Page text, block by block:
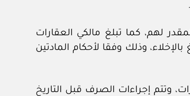
لهم، كما تبلغ مالكي العقارات
عن (٣٠) ثلاثين يوما من تاريخ التبليغ بالإخلاء، وذلك وفقا لأحكام المادتين
وتتم إجراءات الصرف قبل التاريخ